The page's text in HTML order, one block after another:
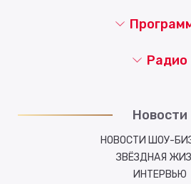
Новости
НОВОСТИ ШОУ-
ЗВЁЗДНАЯ
ИНТЕРВЬЮ
Радио